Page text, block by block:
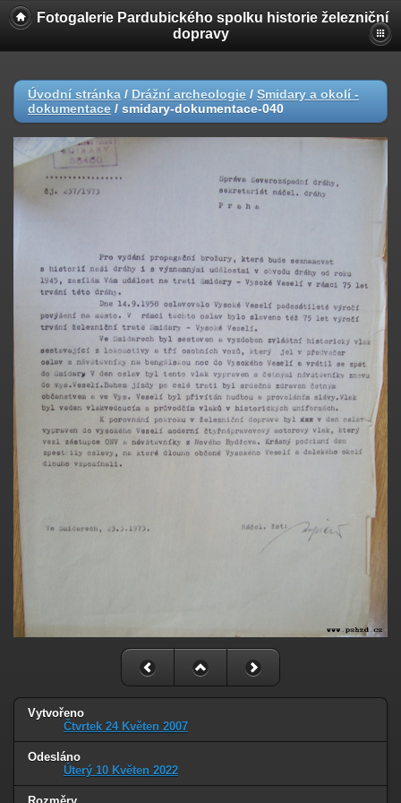
Fotogalerie Pardubického spolku historie železniční
dopravy
Úvodní stránka / Drážní archeologie / Smidary a okolí -
dokumentace / smidary-dokumentace-040
Vytvořeno
Čtvrtek 24 Květen 2007
Odesláno
Úterý 10 Květen 2022